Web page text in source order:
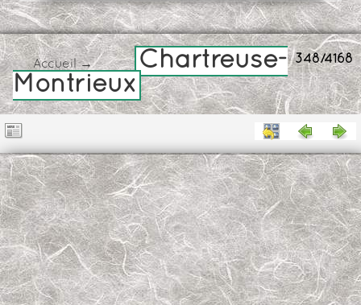
348/4168
Accueil→
Chartreuse-
Montrieux